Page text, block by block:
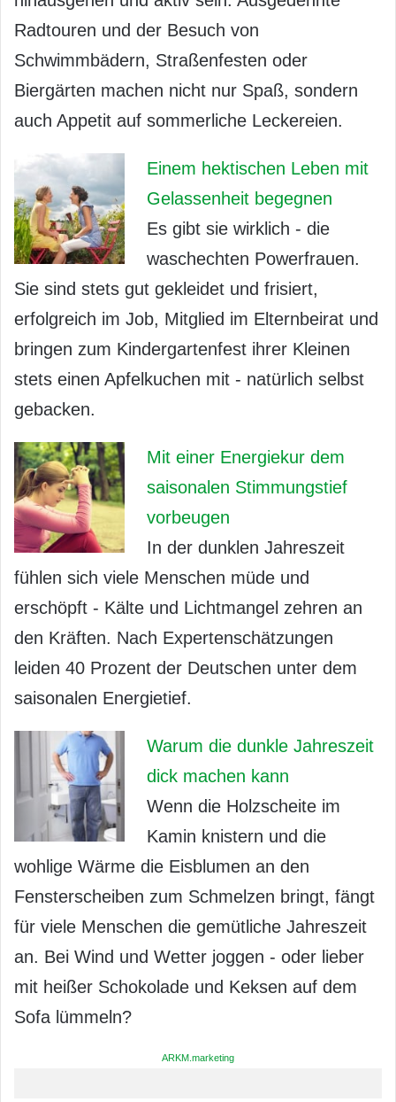
Radtouren und der Besuch von
Schwimmbädern, Straßenfesten oder
Biergärten machen nicht nur Spaß, sondern
auch Appetit auf sommerliche Leckereien.
Einem hektischen Leben mit
Gelassenheit begegnen
Es gibt sie wirklich - die
waschechten Powerfrauen.
Sie sind stets gut gekleidet und frisiert,
erfolgreich im Job, Mitglied im Elternbeirat und
bringen zum Kindergartenfest ihrer Kleinen
stets einen Apfelkuchen mit - natürlich selbst
gebacken.
Mit einer Energiekur dem
saisonalen Stimmungstief
vorbeugen
In der dunklen Jahreszeit
fühlen sich viele Menschen müde und
erschöpft - Kälte und Lichtmangel zehren an
den Kräften. Nach Expertenschätzungen
leiden 40 Prozent der Deutschen unter dem
saisonalen Energietief.
Warum die dunkle Jahreszeit
dick machen kann
Wenn die Holzscheite im
Kamin knistern und die
wohlige Wärme die Eisblumen an den
Fensterscheiben zum Schmelzen bringt, fängt
für viele Menschen die gemütliche Jahreszeit
an. Bei Wind und Wetter joggen - oder lieber
mit heißer Schokolade und Keksen auf dem
Sofa lümmeln?
ARKM.marketing